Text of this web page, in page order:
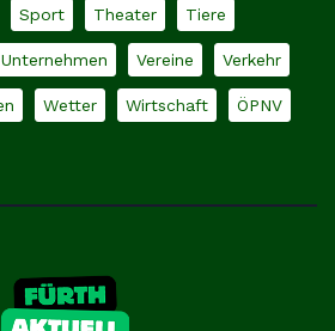
Sport Theater Tiere
Unternehmen Vereine Verkehr
Wetter Wirtschaft ÖPNV